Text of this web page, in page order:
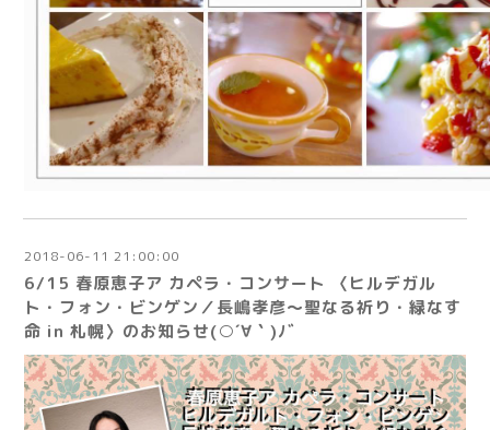
2018-06-11 21:00:00
6/15 春原恵子ア カペラ・コンサート 〈ヒルデガル
ト・フォン・ビンゲン／長嶋孝彦〜聖なる祈り・緑なす
命 in 札幌〉のお知らせ(○´∀｀)ﾉﾞ